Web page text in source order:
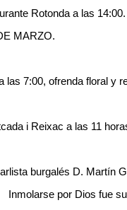
Rotonda a las 14:00.
MARZO.
7:00, ofrenda floral y
i Reixac a las 11
burgalés D. Martín
por Dios fue su